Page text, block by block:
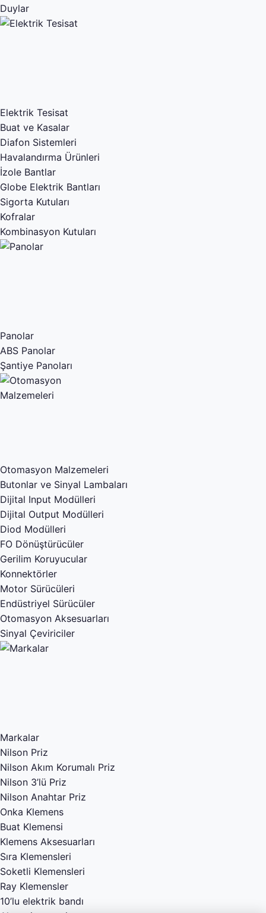
Duylar
Elektrik Tesisat
Buat ve Kasalar
Diafon Sistemleri
Havalandırma Ürünleri
İzole Bantlar
Globe Elektrik Bantları
Sigorta Kutuları
Kofralar
Kombinasyon Kutuları
Panolar
ABS Panolar
Şantiye Panoları
Otomasyon Malzemeleri
Butonlar ve Sinyal Lambaları
Dijital Input Modülleri
Dijital Output Modülleri
Diod Modülleri
FO Dönüştürücüler
Gerilim Koruyucular
Konnektörler
Motor Sürücüleri
Endüstriyel Sürücüler
Otomasyon Aksesuarları
Sinyal Çeviriciler
Markalar
Nilson Priz
Nilson Akım Korumalı Priz
Nilson 3’lü Priz
Nilson Anahtar Priz
Onka Klemens
Buat Klemensi
Klemens Aksesuarları
Sıra Klemensleri
Soketli Klemensleri
Ray Klemensler
10’lu elektrik bandı